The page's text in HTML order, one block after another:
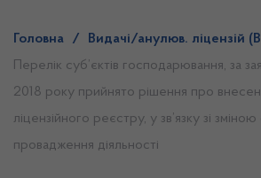
Головна / Видачі/анулюв. ліцензій
Перелік суб’єктів господарювання, за
2018 року прийнято рішення про
ліцензійного реєстру, у зв’язку зі
провадження діяльності